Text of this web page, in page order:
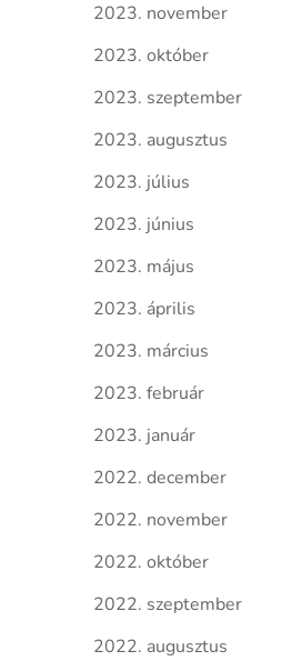
2023. november
2023. október
2023. szeptember
2023. augusztus
2023. július
2023. június
2023. május
2023. április
2023. március
2023. február
2023. január
2022. december
2022. november
2022. október
2022. szeptember
2022. augusztus